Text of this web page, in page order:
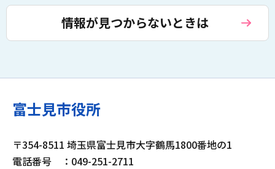
情報が見つからないときは
富士見市役所
〒354-8511 埼玉県富士見市大字鶴馬1800番地の1
電話番号
：049-251-2711